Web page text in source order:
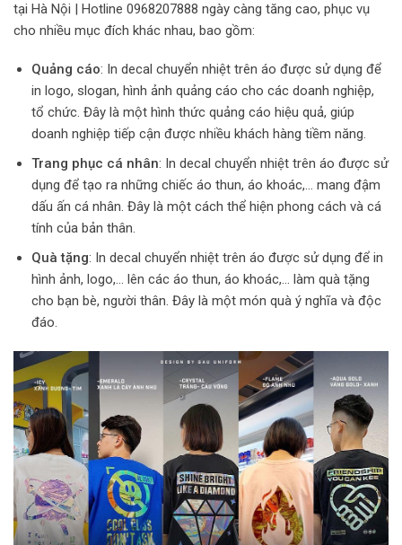
tại Hà Nội | Hotline 0968207888 ngày càng tăng cao, phục vụ
cho nhiều mục đích khác nhau, bao gồm:
Quảng cáo: In decal chuyển nhiệt trên áo được sử dụng để
in logo, slogan, hình ảnh quảng cáo cho các doanh nghiệp,
tổ chức. Đây là một hình thức quảng cáo hiệu quả, giúp
doanh nghiệp tiếp cận được nhiều khách hàng tiềm năng.
Trang phục cá nhân: In decal chuyển nhiệt trên áo được sử
dụng để tạo ra những chiếc áo thun, áo khoác,… mang đậm
dấu ấn cá nhân. Đây là một cách thể hiện phong cách và cá
tính của bản thân.
Quà tặng: In decal chuyển nhiệt trên áo được sử dụng để in
hình ảnh, logo,… lên các áo thun, áo khoác,… làm quà tặng
cho bạn bè, người thân. Đây là một món quà ý nghĩa và độc
đáo.